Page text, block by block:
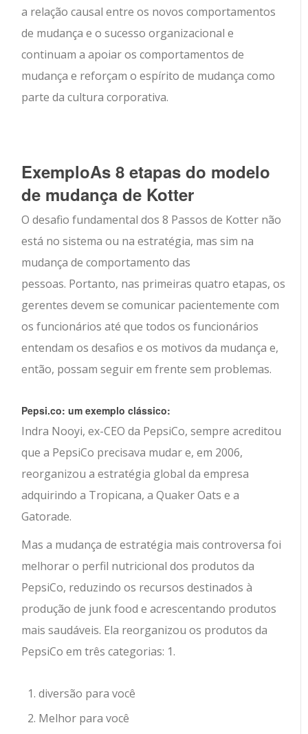
a relação causal entre os novos comportamentos
de mudança e o sucesso organizacional e
continuam a apoiar os comportamentos de
mudança e reforçam o espírito de mudança como
parte da cultura corporativa.
ExemploAs 8 etapas do modelo
de mudança de Kotter
O desafio fundamental dos 8 Passos de Kotter não
está no sistema ou na estratégia, mas sim na
mudança de comportamento das
pessoas. Portanto, nas primeiras quatro etapas, os
gerentes devem se comunicar pacientemente com
os funcionários até que todos os funcionários
entendam os desafios e os motivos da mudança e,
então, possam seguir em frente sem problemas.
Pepsi.co: um exemplo clássico:
Indra Nooyi, ex-CEO da PepsiCo, sempre acreditou
que a PepsiCo precisava mudar e, em 2006,
reorganizou a estratégia global da empresa
adquirindo a Tropicana, a Quaker Oats e a
Gatorade.
Mas a mudança de estratégia mais controversa foi
melhorar o perfil nutricional dos produtos da
PepsiCo, reduzindo os recursos destinados à
produção de junk food e acrescentando produtos
mais saudáveis. Ela reorganizou os produtos da
PepsiCo em três categorias: 1.
diversão para você
Melhor para você